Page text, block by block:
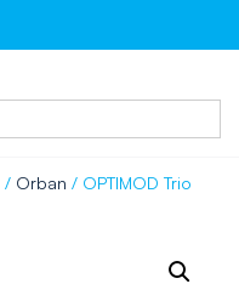
/ Orban / OPTIMOD Trio